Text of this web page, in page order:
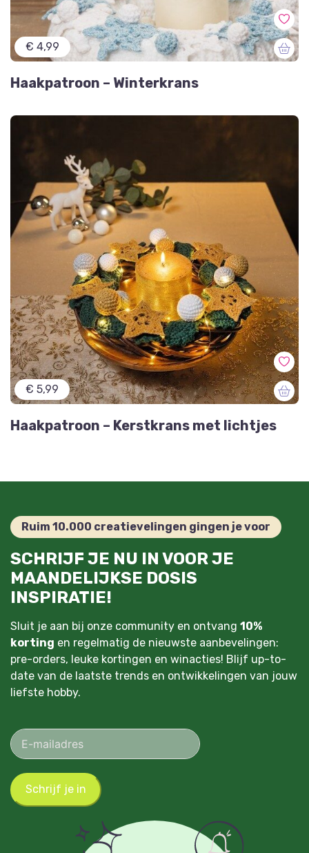
€ 4,99
Haakpatroon – Winterkrans
€ 5,99
Haakpatroon – Kerstkrans met lichtjes
Ruim 10.000 creatievelingen gingen je voor
SCHRIJF JE NU IN VOOR JE
MAANDELIJKSE DOSIS
INSPIRATIE!
Sluit je aan bij onze community en ontvang 10%
korting en regelmatig de nieuwste aanbevelingen:
pre-orders, leuke kortingen en winacties! Blijf up-to-
date van de laatste trends en ontwikkelingen van jouw
liefste hobby.
Schrijf je in